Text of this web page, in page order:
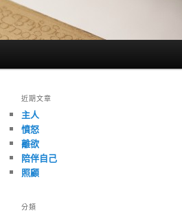
近期文章
主人
憤怒
離欲
陪伴自己
照顧
分類